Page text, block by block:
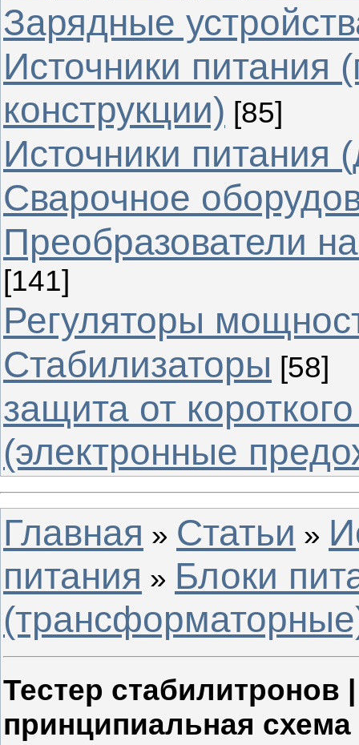
Зарядные
Источники питания
конструкции) [85]
Источники питания
Cварочное
Преобразователи
[141]
Регуляторы
Стабилизаторы [58]
защита от
(электронные
Главная » Статьи »
питания » Блоки
Тестер стабилитронов
принципиальная схема